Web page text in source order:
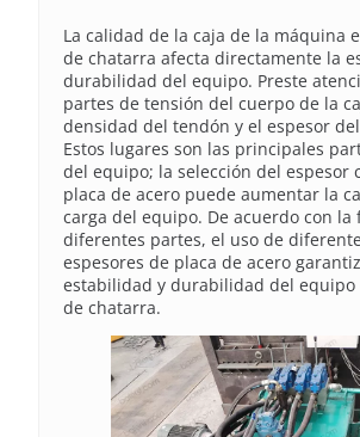
La calidad de la caja de la máquina
de chatarra afecta directamente la
durabilidad del equipo. Preste
partes de tensión del cuerpo de la
densidad del tendón y el espesor
Estos lugares son las principales
del equipo; la selección del espesor
placa de acero puede aumentar la
carga del equipo. De acuerdo con la
diferentes partes, el uso de
espesores de placa de acero
estabilidad y durabilidad del equipo
de chatarra.